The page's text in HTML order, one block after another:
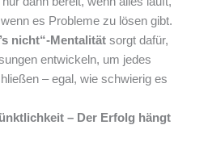
es Probleme zu lösen gibt.
nicht“-Mentalität sorgt dafür,
entwickeln, um jedes
– egal, wie schwierig es
– Der Erfolg hängt